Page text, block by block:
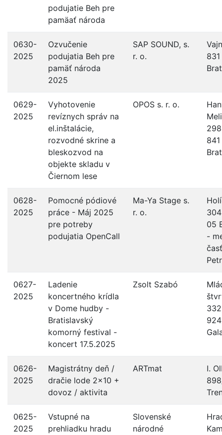
podujatie Beh pre
pamäať národa
0630-
2025
Ozvučenie
podujatia Beh pre
pamäť národa
2025
SAP SOUND, s.
r. o.
0629-
2025
Vyhotovenie
revíznych správ na
el.inštalácie,
rozvodné skrine a
bleskozvod na
objekte skladu v
Čiernom lese
OPOS s. r. o.
0628-
2025
Pomocné pódiové
práce - Máj 2025
pre potreby
podujatia OpenCall
Ma-Ya Stage s.
r. o.
05
-
časť
0627-
2025
Ladenie
koncertného krídla
v Dome hudby -
Bratislavský
komorný festival -
koncert 17.5.2025
Zsolt Szabó
0626-
2025
Magistrátny deň /
dračie lode 2x10 +
dovoz / aktivita
ARTmat
I.
0625-
2025
Vstupné na
prehliadku hradu
Slovenské
národné